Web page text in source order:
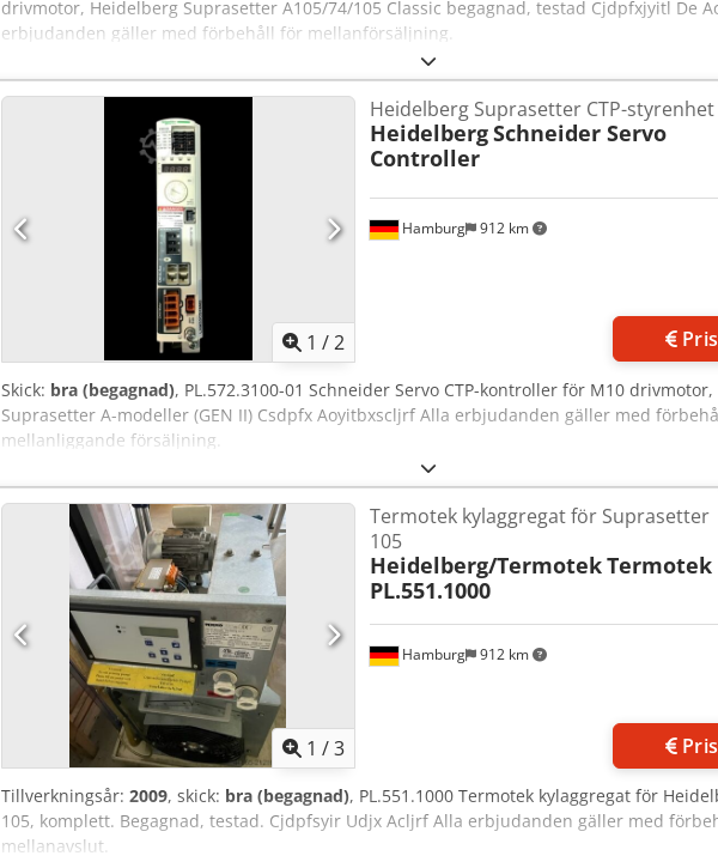
drivmotor, Heidelberg Suprasetter A105/74/105 Classic begagnad, testad Cjdpfxjyitl De
erbjudanden gäller med förbehåll för mellanförsäljning.
1 /2
Hamburg 912 km
Heidelberg Suprasetter CTP-styrenhet
HeidelbergSchneider Servo
Controller
Skick: bra (begagnad), PL.572.3100-01 Schneider Servo CTP-kontroller för M10
Suprasetter A-modeller (GEN II) Csdpfx Aoyitbxscljrf Alla erbjudanden gäller med
mellanliggande försäljning.
1 /3
Hamburg 912 km
Termotek kylaggregat för Suprasetter
105
Heidelberg/TermotekTermotek
PL.551.1000
Tillverkningsår: 2009, skick: bra (begagnad), PL.551.1000 Termotek kylaggregat för
105, komplett. Begagnad, testad. Cjdpfsyir Udjx Acljrf Alla erbjudanden gäller med
mellanavslut.